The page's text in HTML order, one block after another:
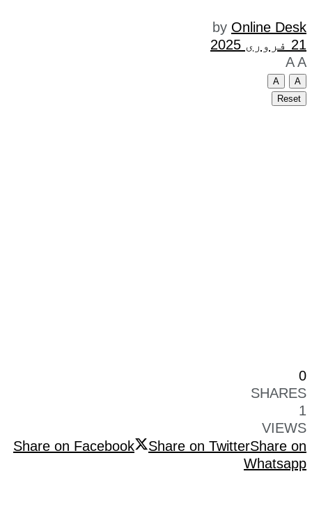
by Online Desk
21 فروری 2025
A A
A
A
Reset
0
SHARES
1
VIEWS
Share on Facebook
Share on TwitterShare on
Whatsapp